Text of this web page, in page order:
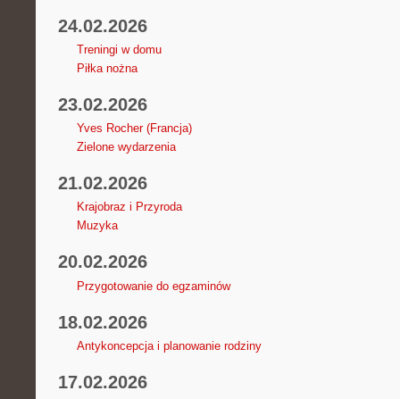
24.02.2026
Treningi w domu
Piłka nożna
23.02.2026
Yves Rocher (Francja)
Zielone wydarzenia
21.02.2026
Krajobraz i Przyroda
Muzyka
20.02.2026
Przygotowanie do egzaminów
18.02.2026
Antykoncepcja i planowanie rodziny
17.02.2026